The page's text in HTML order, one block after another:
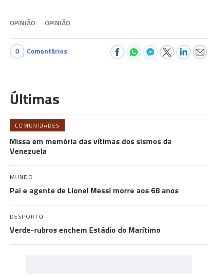
OPINIÃO OPINIÃO
0 Comentários
Últimas
COMUNIDADES
Missa em memória das vítimas dos sismos da
Venezuela
MUNDO
Pai e agente de Lionel Messi morre aos 68 anos
DESPORTO
Verde-rubros enchem Estádio do Marítimo